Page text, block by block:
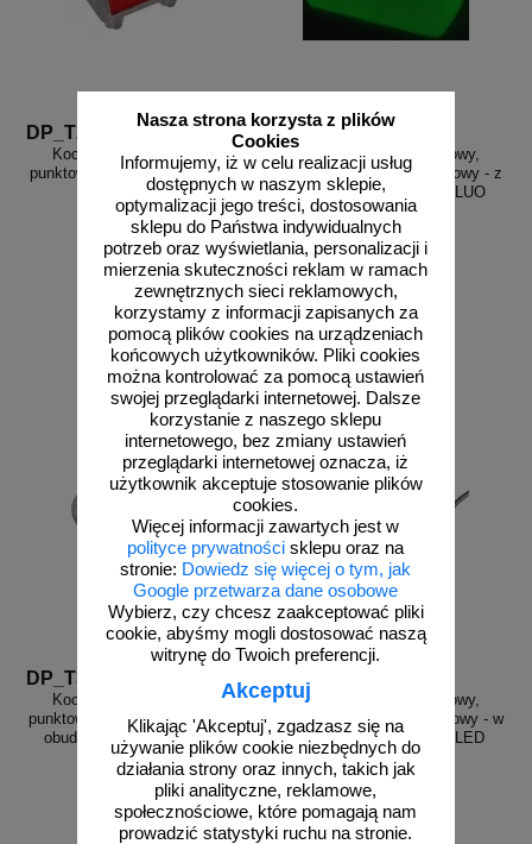
Nasza strona korzysta z plików
Cookies
Informujemy, iż w celu realizacji usług
dostępnych w naszym sklepie,
optymalizacji jego treści, dostosowania
sklepu do Państwa indywidualnych
potrzeb oraz wyświetlania, personalizacji i
mierzenia skuteczności reklam w ramach
zewnętrznych sieci reklamowych,
korzystamy z informacji zapisanych za
pomocą plików cookies na urządzeniach
końcowych użytkowników. Pliki cookies
można kontrolować za pomocą ustawień
swojej przeglądarki internetowej. Dalsze
korzystanie z naszego sklepu
internetowego, bez zmiany ustawień
przeglądarki internetowej oznacza, iż
użytkownik akceptuje stosowanie plików
cookies.
Więcej informacji zawartych jest w
polityce prywatności sklepu oraz na
stronie: Dowiedz się więcej o tym, jak
Google przetwarza dane osobowe
Wybierz, czy chcesz zaakceptować pliki
cookie, abyśmy mogli dostosować naszą
witrynę do Twoich preferencji.
Akceptuj
Klikając 'Akceptuj', zgadzasz się na
używanie plików cookie niezbędnych do
działania strony oraz innych, takich jak
pliki analityczne, reklamowe,
społecznościowe, które pomagają nam
prowadzić statystyki ruchu na stronie.
DP_T2KOT
Kocie oczko - najezdniowy,
punktowy element odblaskowy - z
tworzywa, kotwiony
od 49,20 zł
40,00 zł netto
do koszyka
DP_T3DUCH
Kocie oczko - najezdniowy,
punktowy element odblaskowy - z
tworzywa, przyklejany, FLUO
od 30,14 zł
24,50 zł netto
do koszyka
DP_T3LED
Kocie oczko - najezdniowy,
punktowy element odblaskowy - w
obudowie żeliwnej, solar, LED
DP_T3LED 12V
Kocie oczko - najezdniowy,
punktowy element odblaskowy - w
obudowie żeliwnej, 12V, LED